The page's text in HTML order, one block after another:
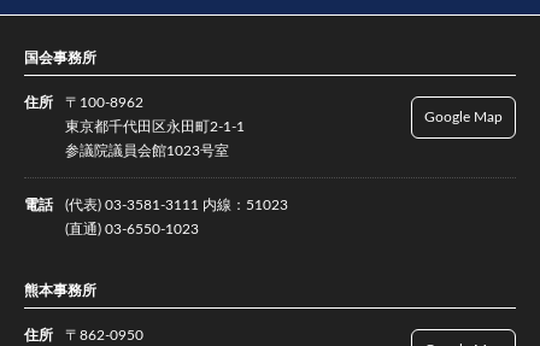
国会事務所
住所
〒100-8962
東京都千代田区永田町2-1-1
参議院議員会館1023号室
電話
(代表) 03-3581-3111 内線：51023
(直通) 03-6550-1023
Google Map
熊本事務所
住所
〒862-0950